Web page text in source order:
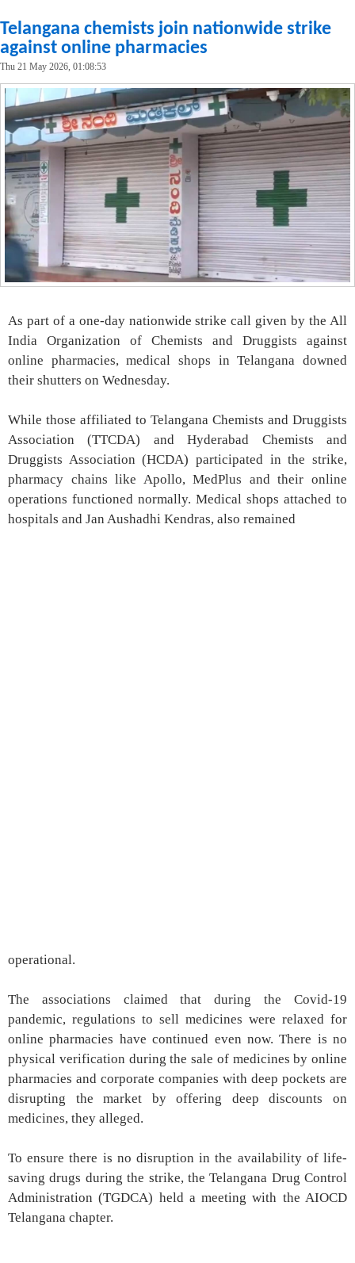
Telangana chemists join nationwide strike
against online pharmacies
Thu 21 May 2026, 01:08:53
As part of a one-day nationwide strike call given by the All
India Organization of Chemists and Druggists against
online pharmacies, medical shops in Telangana downed
their shutters on Wednesday.
While those affiliated to Telangana Chemists and Druggists
Association (TTCDA) and Hyderabad Chemists and
Druggists Association (HCDA) participated in the strike,
pharmacy chains like Apollo, MedPlus and their online
operations functioned normally. Medical shops attached to
hospitals and Jan Aushadhi Kendras, also remained
operational.
The associations claimed that during the Covid-19
pandemic, regulations to sell medicines were relaxed for
online pharmacies have continued even now. There is no
physical verification during the sale of medicines by online
pharmacies and corporate companies with deep pockets are
disrupting the market by offering deep discounts on
medicines, they alleged.
To ensure there is no disruption in the availability of life-
saving drugs during the strike, the Telangana Drug Control
Administration (TGDCA) held a meeting with the AIOCD
Telangana chapter.